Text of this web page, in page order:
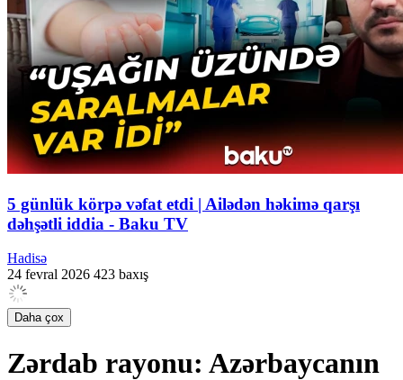
5 günlük körpə vəfat etdi | Ailədən həkimə qarşı
dəhşətli iddia - Baku TV
Hadisə
24 fevral 2026 423 baxış
Daha çox
Zərdab rayonu: Azərbaycanın